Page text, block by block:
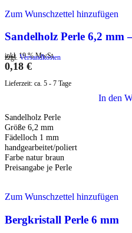
Zum Wunschzettel hinzufügen
Sandelholz Perle 6,2 mm
inkl. 19 % MwSt.
zzgl. Versandkosten
0,18 €
Lieferzeit: ca. 5 - 7 Tage
In den
Sandelholz Perle
Größe 6,2 mm
Fädelloch 1 mm
handgearbeitet/poliert
Farbe natur braun
Preisangabe je Perle
Zum Wunschzettel hinzufügen
Bergkristall Perle 6 mm